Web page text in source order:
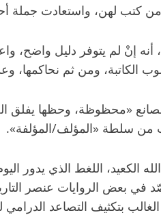
كتب لهن، واستعادت جملة
أنه إنْ لم يتوفر دليل واضح،
الكاتبة، ومن ثم نحاكمها،
الصانع «محظوظة، وحظها
من سلطة «المؤلف/المؤلفة».
الكعيد، اللغط الذي يدور
في بعض الروايات عنصر
بتكثيف التصاعد